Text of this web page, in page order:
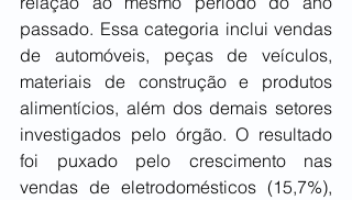
passado. Essa categoria inclui vendas
de automóveis, peças de veículos,
materiais de construção e produtos
alimentícios, além dos demais setores
investigados pelo órgão. O resultado
foi puxado pelo crescimento nas
vendas de eletrodomésticos (15,7%),